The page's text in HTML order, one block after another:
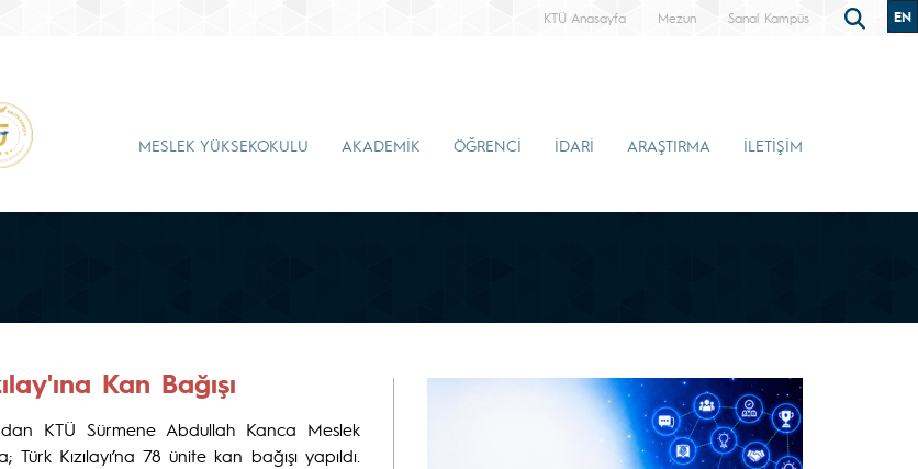
KTÜ Anasayfa Mezun Sanal Kampüs EN
MESLEK YÜKSEKOKULU AKADEMİK ÖĞRENCİ İDARİ ARAŞTIRMA İLETİŞİM
Kan Bağışı
KTÜ Sürmene Abdullah Kanca Meslek
Kızılayı’na 78 ünite kan bağışı yapıldı.